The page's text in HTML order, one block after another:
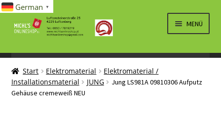
Navigation
Inhalt
MENÜ
SPIELWAREN/BAUSÄTZE
ÖFFNEN
ELEKTRO
ÖFFNEN
LÜFTUNG, HEIZUNG, KLIMA
Start Elektromaterial
Elektromaterial /
Installationsmaterial
JUNG
Jung LS981A 09810306 Aufputz
Gehäuse cremeweiß NEU
German ▼